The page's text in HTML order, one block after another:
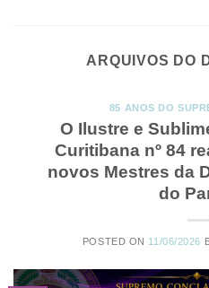
ARQUIVOS DO
85 ANOS DO
O Ilustre e
Curitibana nº 84
novos Mestres da
do
POSTED ON 11/06/2026